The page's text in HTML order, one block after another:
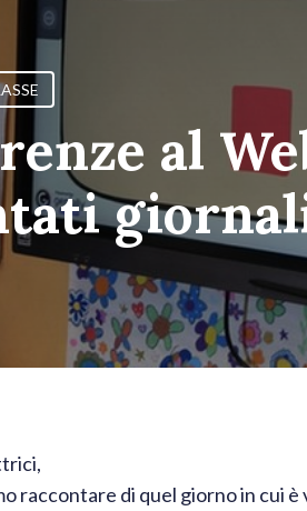
al
raccontare di quel giorno in cui